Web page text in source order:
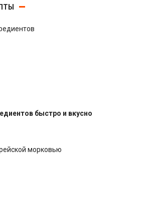
быстро и вкусно